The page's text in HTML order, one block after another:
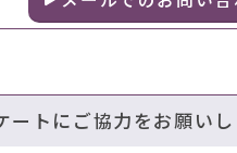
ートにご協力をお願い